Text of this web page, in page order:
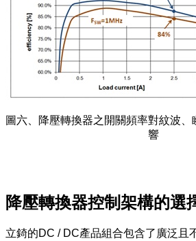
圖六、降壓轉換器之開關頻率對紋波
響
降壓轉換器控制架構的選
立錡的DC / DC產品組合包含了廣泛且